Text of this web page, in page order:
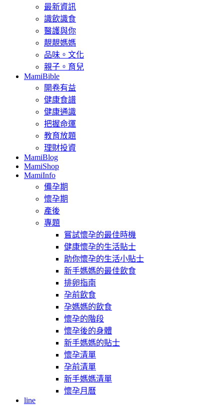
最新資訊
識飲識食
醫護與你
靚靚媽媽
品味。文化
親子。育兒
MamiBible
開卷有益
健康食譜
健康通識
把握命運
教育放題
理財投資
MamiBlog
MamiShop
MamiInfo
備孕期
懷孕期
產後
專題
嘗試懷孕的最佳時機
健康懷孕的生活貼士
助你懷孕的生活小貼士
新手媽媽的最佳飲食
排卵指南
孕前飲食
孕媽媽的飲食
懷孕的階段
懷孕後的身體
新手媽媽的貼士
懷孕清單
孕前清單
新手媽媽清單
懷孕月曆
line